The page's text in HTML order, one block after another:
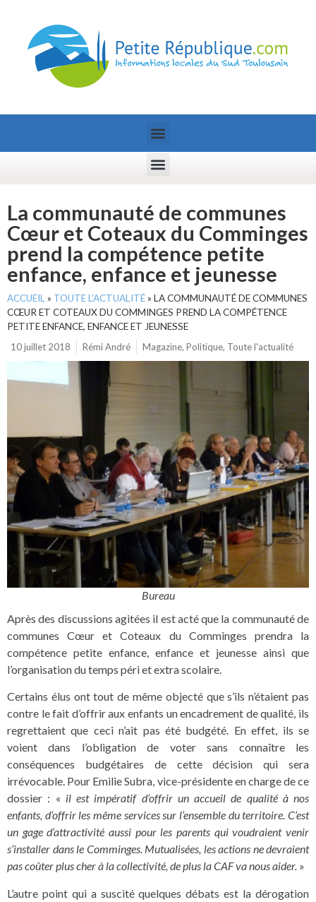
La communauté de communes
Cœur et Coteaux du Comminges
prend la compétence petite
enfance, enfance et jeunesse
ACCUEIL » TOUTE L’ACTUALITÉ» LA COMMUNAUTÉ DE COMMUNES
CŒUR ET COTEAUX DU COMMINGES PREND LA COMPÉTENCE
PETITE ENFANCE, ENFANCE ET JEUNESSE
10 juillet 2018
Rémi André Magazine, Politique, Toute l'actualité
Bureau
Après des discussions agitées il est acté que la communauté de
communes Cœur et Coteaux du Comminges prendra la
compétence petite enfance, enfance et jeunesse ainsi que
l’organisation du temps péri et extra scolaire.
Certains élus ont tout de même objecté que s’ils n’étaient pas
contre le fait d’offrir aux enfants un encadrement de qualité, ils
regrettaient que ceci n’ait pas été budgété. En effet, ils se
voient dans l’obligation de voter sans connaître les
conséquences budgétaires de cette décision qui sera
irrévocable. Pour Emilie Subra, vice-présidente en charge de ce
dossier : « il est impératif d’offrir un accueil de qualité à nos
enfants, d’offrir les même services sur l’ensemble du territoire. C’est
un gage d’attractivité aussi pour les parents qui voudraient venir
s’installer dans le Comminges. Mutualisées, les actions ne devraient
pas coûter plus cher à la collectivité, de plus la CAF va nous aider. »
L’autre point qui a suscité quelques débats est la dérogation